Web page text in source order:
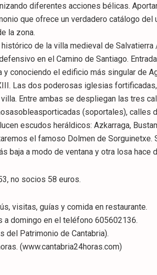
diferentes acciones bélicas.
que ofrece un verdadero catálogo del
la zona.
de la villa medieval de Salvatierra
en el Camino de Santiago.
conociendo el edificio más singular de
Las dos poderosas iglesias
Entre ambas se despliegan las tres
(soportales), calles
escudos heráldicos: Azkarraga,
el famoso Dolmen de Sorguinetxe.
baja a modo de ventana y otra losa hace
no socios 58 euros.
visitas, guías y comida en restaurante.
a domingo en el teléfono 605602136.
del Patrimonio de Cantabria).
(www.cantabria24horas.com)